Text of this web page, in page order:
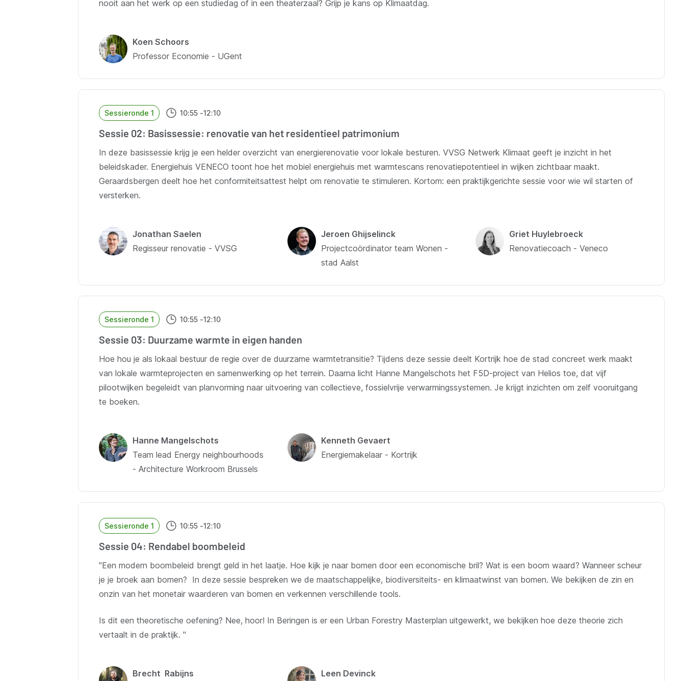
nooit aan het werk op een studiedag of in een theaterzaal? Grijp je kans op Klimaatdag.
Koen Schoors
Professor Economie - UGent
Sessieronde 1 10:55 -12:10
Sessie 02: Basissessie: renovatie van het residentieel patrimonium
In deze basissessie krijg je een helder overzicht van energierenovatie voor lokale besturen. VVSG Netwerk Klimaat geeft je inzicht in het
beleidskader. Energiehuis VENECO toont hoe het mobiel energiehuis met warmtescans renovatiepotentieel in wijken zichtbaar maakt.
Geraardsbergen deelt hoe het conformiteitsattest helpt om renovatie te stimuleren. Kortom: een praktijkgerichte sessie voor wie wil starten of
versterken.
Jonathan Saelen
Regisseur renovatie - VVSG
Jeroen Ghijselinck
Projectcoördinator team Wonen -
stad Aalst
Griet Huylebroeck
Renovatiecoach - Veneco
Sessieronde 1 10:55 -12:10
Sessie 03: Duurzame warmte in eigen handen
Hoe hou je als lokaal bestuur de regie over de duurzame warmtetransitie? Tijdens deze sessie deelt Kortrijk hoe de stad concreet werk maakt
van lokale warmteprojecten en samenwerking op het terrein. Daarna licht Hanne Mangelschots het F5D-project van Helios toe, dat vijf
pilootwijken begeleidt van planvorming naar uitvoering van collectieve, fossielvrije verwarmingssystemen. Je krijgt inzichten om zelf vooruitgang
te boeken.
Hanne Mangelschots
Team lead Energy neighbourhoods
- Architecture Workroom Brussels
Kenneth Gevaert
Energiemakelaar - Kortrijk
Sessieronde 1 10:55 -12:10
Sessie 04: Rendabel boombeleid
"Een modern boombeleid brengt geld in het laatje. Hoe kijk je naar bomen door een economische bril? Wat is een boom waard? Wanneer scheur
je je broek aan bomen? In deze sessie bespreken we de maatschappelijke, biodiversiteits- en klimaatwinst van bomen. We bekijken de zin en
onzin van het monetair waarderen van bomen en verkennen verschillende tools.
Is dit een theoretische oefening? Nee, hoor! In Beringen is er een Urban Forestry Masterplan uitgewerkt, we bekijken hoe deze theorie zich
vertaalt in de praktijk. "
Brecht Rabijns Leen Devinck